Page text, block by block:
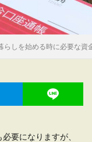
らしを始める時に必要な資
要になりますが、